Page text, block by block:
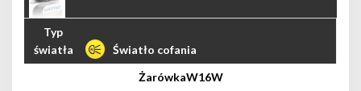
Światło cofania
W16W